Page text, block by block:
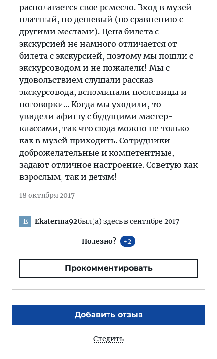
располагается свое ремесло. Вход в музей
платный, но дешевый (по сравнению с
другими местами). Цена билета с
экскурсией не намного отличается от
билета с экскурсией, поэтому мы пошли с
экскурсоводом и не пожалели! Мы с
удовольствием слушали рассказ
экскурсовода, вспоминали пословицы и
поговорки... Когда мы уходили, то
увидели афишу с будущими мастер-
классами, так что сюда можно не только
как в музей приходить. Сотрудники
доброжелательные и компетентные,
задают отличное настроение. Советую как
взрослым, так и детям!
18 октября 2017
E Ekaterina92был(а) здесь в сентябре 2017
Полезно? 2
Прокомментировать
Добавить отзыв
Следить